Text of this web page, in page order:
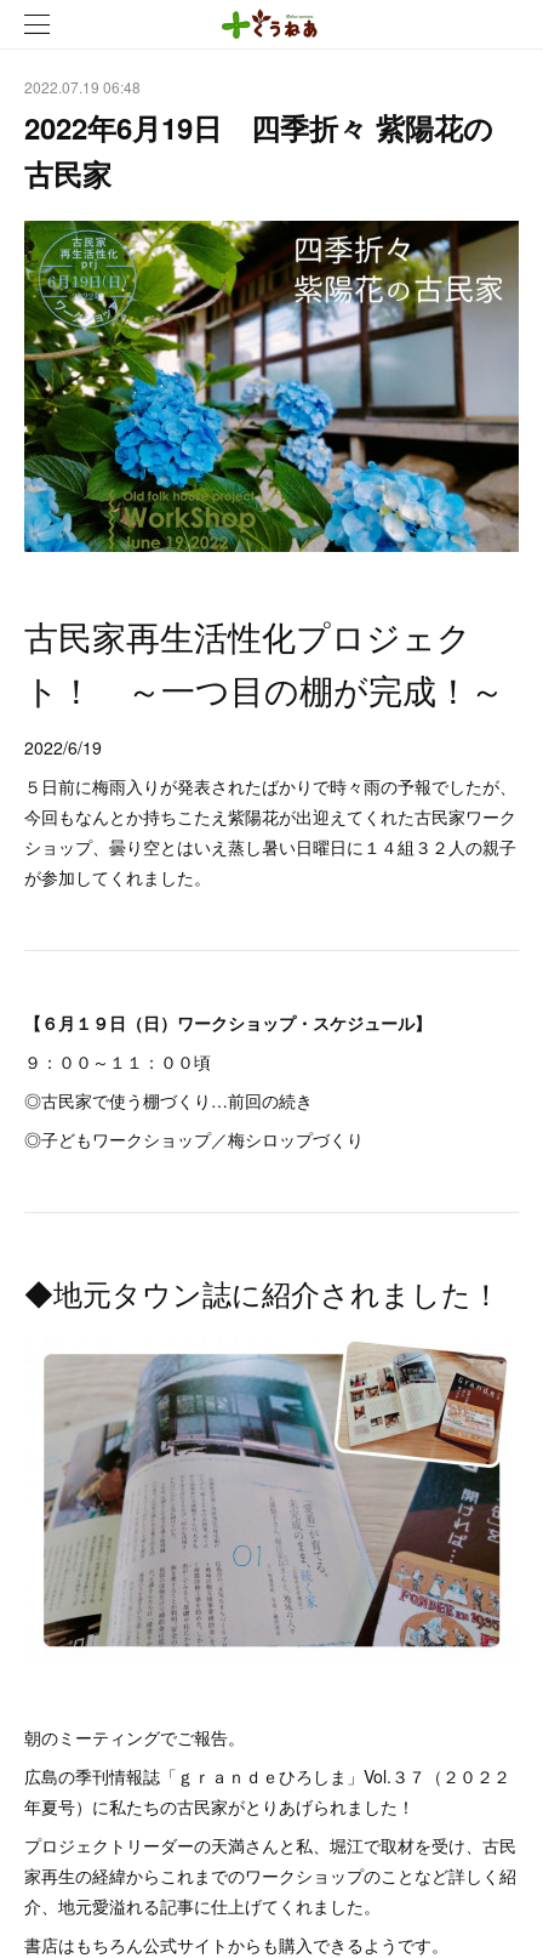
2022.07.19 06:48
2022年6月19日 四季折々 紫陽花の
古民家
古民家再生活性化プロジェク
ト！ ～一つ目の棚が完成！～
2022/6/19
５日前に梅雨入りが発表されたばかりで時々雨の予報でしたが、
今回もなんとか持ちこたえ紫陽花が出迎えてくれた古民家ワーク
ショップ、曇り空とはいえ蒸し暑い日曜日に１４組３２人の親子
が参加してくれました。
【６月１９日（日）ワークショップ・スケジュール】
９：００～１１：００頃
◎古民家で使う棚づくり…前回の続き
◎子どもワークショップ／梅シロップづくり
◆地元タウン誌に紹介されました！
朝のミーティングでご報告。
広島の季刊情報誌「ｇｒａｎｄｅひろしま」Vol.３７（２０２２
年夏号）に私たちの古民家がとりあげられました！
プロジェクトリーダーの天満さんと私、堀江で取材を受け、古民
家再生の経緯からこれまでのワークショップのことなど詳しく紹
介、地元愛溢れる記事に仕上げてくれました。
書店はもちろん公式サイトからも購入できるようです。